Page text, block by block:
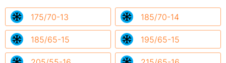
175/70-13 185/70-14
185/65-15 195/65-15